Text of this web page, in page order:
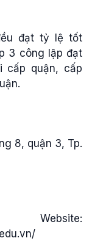
đạt tỷ lệ tốt
3 công lập đạt
cấp quận, cấp
8, quận 3, Tp.